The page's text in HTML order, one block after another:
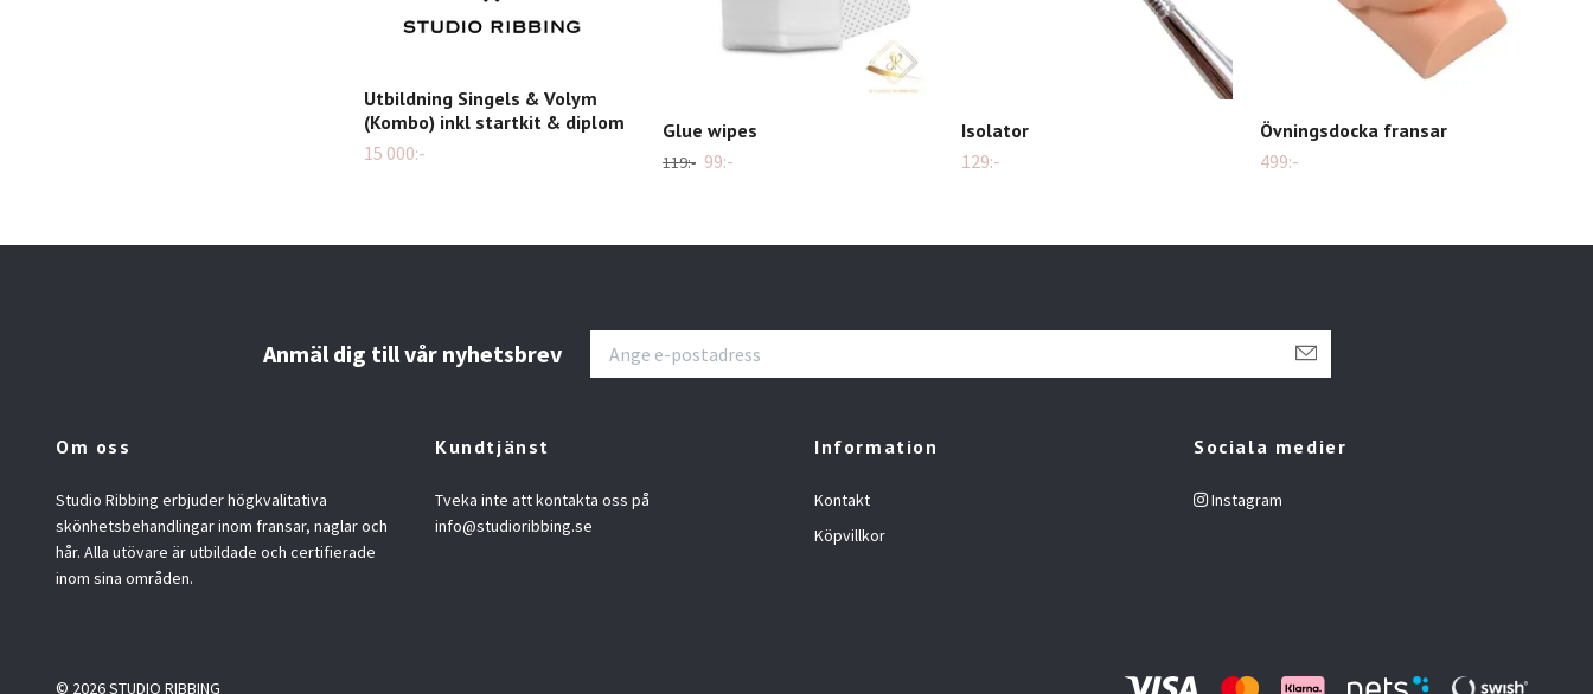
Utbildning Singels & Volym
(Kombo) inkl startkit & diplom
15 000:-
Glue wipes
119:- 99:-
Isolator
129:-
Övningsdocka fransar
499:-
Anmäl dig till vår nyhetsbrev
Om oss
Studio Ribbing erbjuder högkvalitativa
skönhetsbehandlingar inom fransar, naglar och
hår. Alla utövare är utbildade och certifierade
inom sina områden.
Kundtjänst
Tveka inte att kontakta oss på
info@studioribbing.se
Information
Kontakt
Köpvillkor
Sociala medier
Instagram
© 2026 STUDIO RIBBING